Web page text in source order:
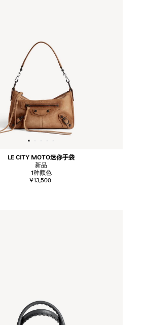
LE CITY MOTO迷你手袋
新品
1种颜色
¥13,500